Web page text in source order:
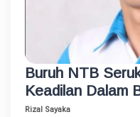
Buruh NTB
Keadilan Dalam
Rizal Sayaka